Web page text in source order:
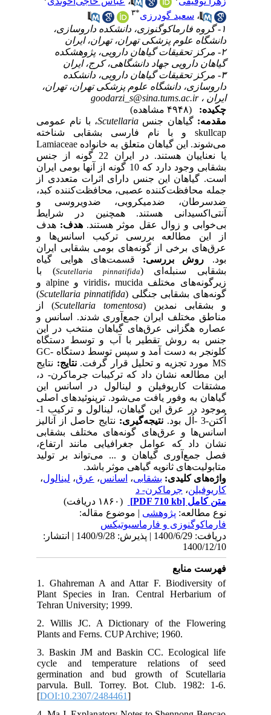
،سعید گودرزی *
۱- گروه فارماکوگنوزی، دانشکده داروسازی،
دانشگاه علوم پزشکی تهران، تهران، ایران
۲- مرکز تحقیقات گیاهان دارویی، پژوهشکده
گیاهان دارویی جهاد دانشگاهی، کرج، ایران
۳- مرکز تحقیقات گیاهان دارویی، دانشکده
داروسازی، دانشگاه علوم پزشکی تهران، تهران،
ایران ،goodarzi_s@sina.tums.ac.ir
چکیده:
(۴۹۴۸ مشاهده)
مقدمه:گیاهان جنسScutellaria، با نام عمومی
skullcap و با نام فارسی بشقابی شناخته
می‌شوند. این گیاهان متعلق به خانواده Lamiaceae
یا نعناییان هستند. در ایران 22 گونه از جنس
بشقابی وجود دارد که 10 گونه از آنها بومی ایران
است. گیاهان این جنس دارای اثرات متعددی از
جمله محافظت‌کننده عصبی، محافظت‌کننده کبد،
ضدسرطان، ضدمیکروبی، ضدویروسی و
آنتی‌اکسیدانی هستند. همچنین در شرایط
بی‌خوابی و زوال عقل موثر هستند.هدف:هدف
از این مطالعه بررسی ترکیب اسانس‌ها و
عرق‌های برخی از گونه‌های بومی بشقابی ایران
بود.روش بررسی:قسمت‌های هوایی گیاه
بشقابی سنبله‌ای (
Scutellaria pinnatifida
) با
زیرگونه‌های مختلف viridis، mucida و alpine و
گونه‌های بشقابی جنگلی (Scutellaria pinnatifida
)
و بشقابی نمدین (Scutellaria tomentosa) از
مناطق مختلف ایران جمع‌آوری شدند. اسانس و
عصاره هگزانی عرق‌های گیاهان منتخب در این
جنس به روش تقطیر با آب و توسط دستگاه
کلونجر به دست آمد و سپس توسط دستگاه GC-
نتایج:نتایج
این مطالعه نشان داد که ترکیبات جرماکرن- د،
مشتقات کاریوفیلن و لینالول در اسانس این
گیاهان به وفور یافت می‌شود. ترپنوئیدهای اصلی
موجود در عرق این گیاهان، لینالول و ترکیب 1-
اُکتن-3 -اُل بود.
نتیجه‌گیری:نتایج حاصل از آنالیز
اسانس‌ها و عرق‌های گونه‌های مختلف بشقابی
نشان داد که عوامل جغرافیایی مانند ارتفاع،
فصل جمع‌آوری گیاهان و ... می‌تواند بر تولید
متابولیت‌های ثانویه گیاهی موثر باشد.
واژه‌های کلیدی:بشقابی،اسانس،عرق، لینالول،
کاریوفیلن،جرماکرن- د
متن کامل[PDF 710 kb]
(۱۸۶۰ دریافت)
نوع مطالعه:پژوهشی| موضوع مقاله:
فارماكوگنوزی و فارماسيوتيكس
دریافت: 1400/6/29 | پذیرش: 1400/9/28 | انتشار:
1400/12/10
فهرست منابع
1. Ghahreman A and Attar F. Biodiversity of
Plant Species in Iran. Central Herbarium of
Tehran University; 1999.
2. Willis JC. A Dictionary of the Flowering
Plants and Ferns. CUP Archive; 1960.
3. Baskin JM and Baskin CC. Ecological life
cycle and temperature relations of seed
germination and bud growth of Scutellaria
parvula. Bull. Torrey. Bot. Club. 1982: 1-6.
[DOI:10.2307/2484461